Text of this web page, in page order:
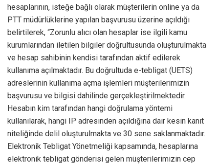
hesaplarının, isteğe bağlı olarak müşterilerin online ya da
PTT müdürlüklerine yapılan başvurusu üzerine açıldığı
belirtilerek, “Zorunlu alıcı olan hesaplar ise ilgili kamu
kurumlarından iletilen bilgiler doğrultusunda oluşturulmakta
ve hesap sahibinin kendisi tarafından aktif edilerek
kullanıma açılmaktadır. Bu doğrultuda e-tebligat (UETS)
adreslerinin kullanıma açma işlemleri müşterilerimizin
başvurusu ve bilgisi dahilinde gerçekleştirilmektedir.
Hesabın kim tarafından hangi doğrulama yöntemi
kullanılarak, hangi IP adresinden açıldığına dair kesin kanıt
niteliğinde delil oluşturulmakta ve 30 sene saklanmaktadır.
Elektronik Tebligat Yönetmeliği kapsamında, hesaplarına
elektronik tebligat gönderisi gelen müşterilerimizin cep